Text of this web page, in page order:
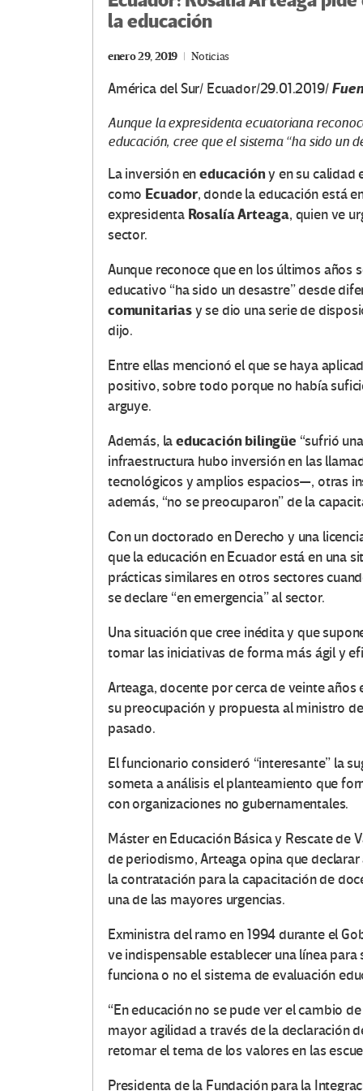
la educación
enero 29, 2019 Noticias
América del Sur/ Ecuador/29.01.2019/
Aunque la expresidenta ecuatoriana
educación, cree que el sistema “ha sido un
La inversión eneducacióny en su calidad
como Ecuador, donde la educación está
expresidenta Rosalía Arteaga, quien ve
sector.
Aunque reconoce que en los últimos años
educativo “ha sido un desastre” desde
comunitariasy se dio una serie de
dijo.
Entre ellas mencionó el que se haya
positivo, sobre todo porque no había
arguye.
Además, laeducación bilingüe “sufrió
infraestructura hubo inversión en las
tecnológicos y amplios espacios—, otras
además, “no se preocuparon” de la
Con un doctorado en Derecho y una
que la educación en Ecuador está en una
prácticas similares en otros sectores
se declare “en emergencia” al sector.
Una situación que cree inédita y que
tomar las iniciativas de forma más ágil y
Arteaga, docente por cerca de veinte años
su preocupación y propuesta al ministro
pasado.
El funcionario consideró “interesante” la
someta a análisis el planteamiento que
con organizaciones no gubernamentales.
Máster en Educación Básica y Rescate de
de periodismo, Arteaga opina que
la contratación para la capacitación de
una de las mayores urgencias.
Exministra del ramo en 1994 durante el
ve indispensable establecer una línea
funciona o no el sistema de evaluación
“En educación no se pude ver el cambio
mayor agilidad a través de la declaración
retomar el tema de los valores en las
Presidenta de la Fundación para la